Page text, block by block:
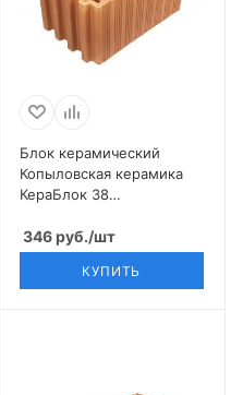
Блок керамический
Копыловская керамика
КераБлок 38
346руб./шт
КУПИТЬ